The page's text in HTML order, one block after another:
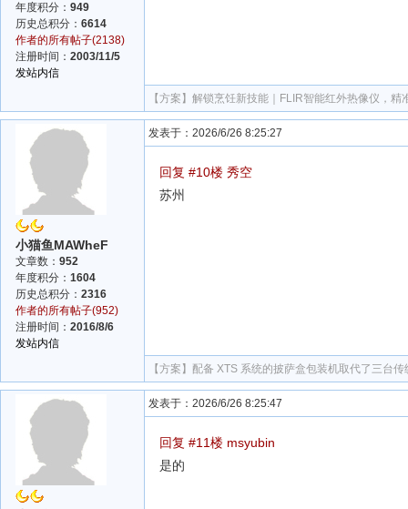
年度积分： 949
历史总积分： 6614
作者的所有帖子(2138)
注册时间： 2003/11/5
发站内信
【方案】 解锁烹饪新技能｜FLIR智能红外热像仪，精
小猫鱼MAWheF
文章数： 952
年度积分： 1604
历史总积分： 2316
作者的所有帖子(952)
注册时间： 2016/8/6
发站内信
发表于：2026/6/26 8:25:27
回复 #10楼 秀空
苏州
【方案】 配备 XTS 系统的披萨盒包装机取代了三台
发表于：2026/6/26 8:25:47
回复 #11楼 msyubin
是的